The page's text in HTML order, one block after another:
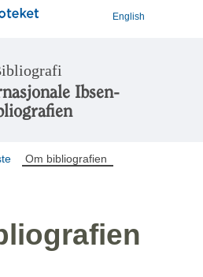
English
Ibsen-
Om bibliografien